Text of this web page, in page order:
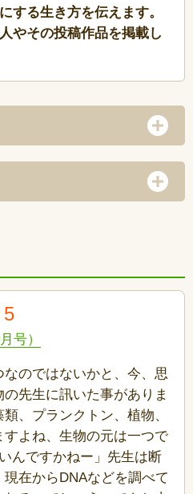
する生き方を伝えます。
やその投稿作品を掲載し
5
号）
のではないかと、今、思
先生に訊いた事がありま
、プランクトン、植物、
よね、生物の元は一つで
んですかねー」先生は断
在からDNAなどを調べて